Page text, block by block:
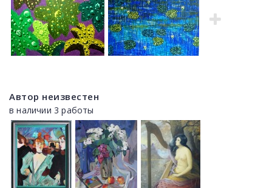
Автор неизвестен
в наличии 3 работы